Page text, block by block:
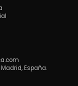
España.